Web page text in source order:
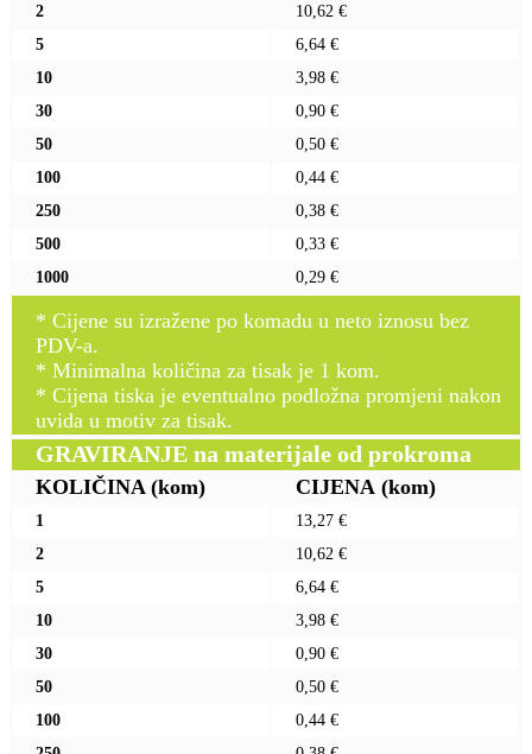
2
10,62 €
5
6,64 €
10
3,98 €
30
0,90 €
50
0,50 €
100
0,44 €
250
0,38 €
500
0,33 €
1000
0,29 €
* Cijene su izražene po komadu u neto iznosu bez
PDV-a.
* Minimalna količina za tisak je 1 kom.
* Cijena tiska je eventualno podložna promjeni nakon
uvida u motiv za tisak.
GRAVIRANJE na materijale od prokroma
KOLIČINA (kom) CIJENA (kom)
1
13,27 €
2
10,62 €
5
6,64 €
10
3,98 €
30
0,90 €
50
0,50 €
100
0,44 €